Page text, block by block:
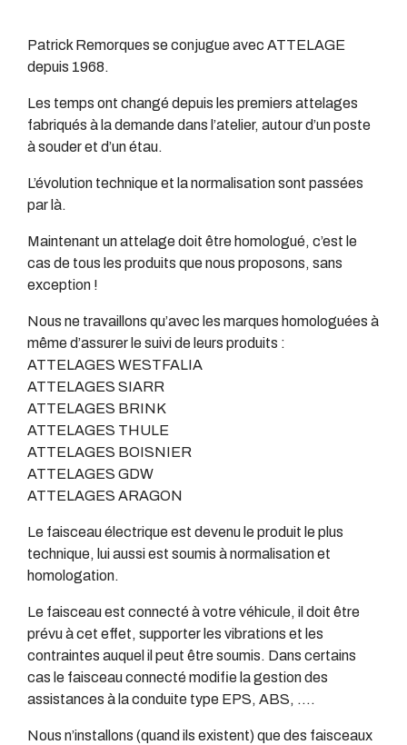
Patrick Remorques se conjugue avec ATTELAGE
depuis 1968.
Les temps ont changé depuis les premiers attelages
fabriqués à la demande dans l’atelier, autour d’un poste
à souder et d’un étau.
L’évolution technique et la normalisation sont passées
par là.
Maintenant un attelage doit être homologué, c’est le
cas de tous les produits que nous proposons, sans
exception !
Nous ne travaillons qu’avec les marques homologuées à
même d’assurer le suivi de leurs produits :
ATTELAGES WESTFALIA
ATTELAGES SIARR
ATTELAGES BRINK
ATTELAGES THULE
ATTELAGES BOISNIER
ATTELAGES GDW
ATTELAGES ARAGON
Le faisceau électrique est devenu le produit le plus
technique, lui aussi est soumis à normalisation et
homologation.
Le faisceau est connecté à votre véhicule, il doit être
prévu à cet effet, supporter les vibrations et les
contraintes auquel il peut être soumis. Dans certains
cas le faisceau connecté modifie la gestion des
assistances à la conduite type EPS, ABS, ….
Nous n’installons (quand ils existent) que des faisceaux